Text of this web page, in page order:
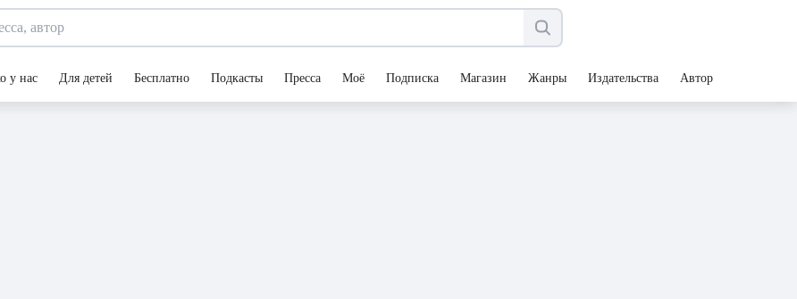
у нас Для детей Бесплатно Подкасты Пресса Моё Подписка Магазин Жанры Издательства Авторы